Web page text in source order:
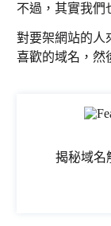
不過，其實我們
對要架網站的人
喜歡的域名，然
揭秘域名